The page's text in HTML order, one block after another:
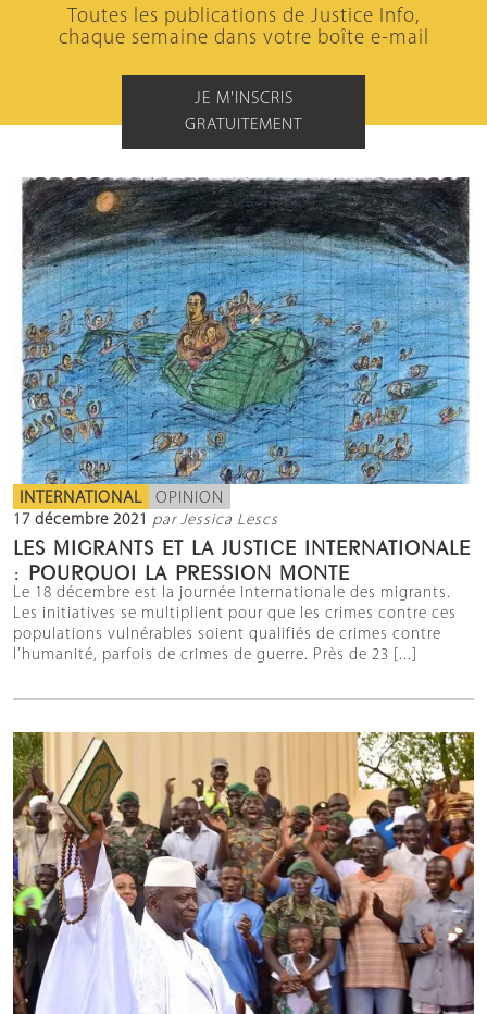
Toutes les publications de Justice Info,
chaque semaine dans votre boîte e-mail
JE M'INSCRIS
GRATUITEMENT
INTERNATIONAL OPINION
17 décembre 2021 par Jessica Lescs
LES MIGRANTS ET LA JUSTICE INTERNATIONALE
: POURQUOI LA PRESSION MONTE
Le 18 décembre est la journée internationale des migrants.
Les initiatives se multiplient pour que les crimes contre ces
populations vulnérables soient qualifiés de crimes contre
l’humanité, parfois de crimes de guerre. Près de 23 [...]